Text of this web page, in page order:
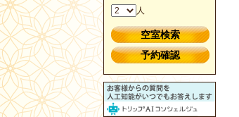
人
予約確認